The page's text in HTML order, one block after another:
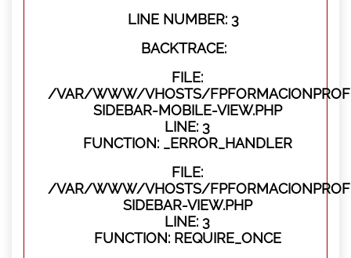
LINE NUMBER: 3
BACKTRACE:
FILE:
/VAR/WWW/VHOSTS/
SIDEBAR-MOBILE-VIEW.PHP
LINE: 3
FUNCTION: _ERROR_HANDLER
FILE:
/VAR/WWW/VHOSTS/
SIDEBAR-VIEW.PHP
LINE: 3
FUNCTION: REQUIRE_ONCE